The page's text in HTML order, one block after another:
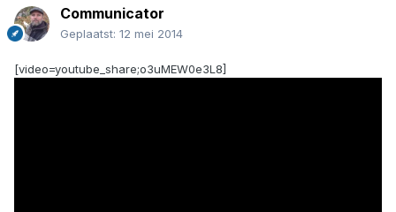
Communicator
Geplaatst: 12 mei 2014
[video=youtube_share;o3uMEW0e3L8]